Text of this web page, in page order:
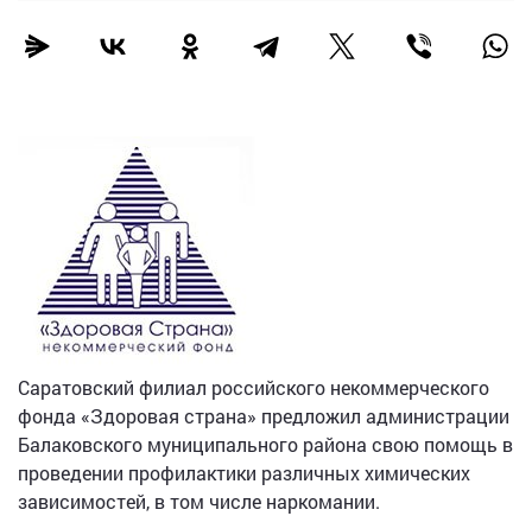
Саратовский филиал российского некоммерческого
фонда «Здоровая страна» предложил администрации
Балаковского муниципального района свою помощь в
проведении профилактики различных химических
зависимостей, в том числе наркомании.